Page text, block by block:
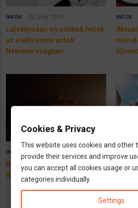
INFÓK 20 July 2026
Látványosan olcsóbbak lettek
az elektromos autók
Németországban
INFÓK
INFÓK 1 April 2026
Megélhetési segítség
Németországban
Cookies & Privacy
This website uses cookies and other
provide their services and improve
you can accept all cookies usage or
categories individually.
Settings